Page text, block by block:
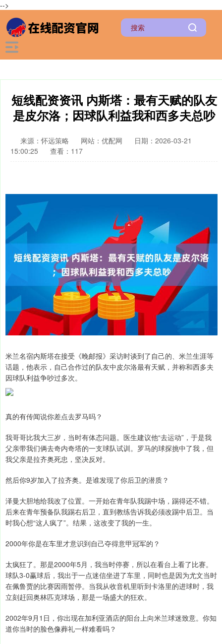
-->
短线配资资讯 内斯塔：最有天赋的队友
是皮尔洛；因球队利益我和西多夫总吵
来源：怀远策略 网站：优配网
日期：2026-03-21
15:00:25
查看：117
米兰名宿内斯塔在接受《晚邮报》采访时谈到了自己的、米兰生涯等
话题，他表示，自己合作过的队友中皮尔洛最有天赋，并称和西多夫
因球队利益争吵过多次。
真的有传闻说你差点去罗马吗？
我哥哥比我大三岁，当时有体态问题。医生建议他“去运动”，于是我
父亲带我们俩去奇内奇塔的一支球队试训。罗马的球探挑中了我，但
我父亲是拉齐奥死忠，坚决反对。
然后你9岁加入了拉齐奥。是谁发现了你后卫的潜质？
泽曼大胆地给我改了位置。一开始在青年队我踢中场，踢得还不错。
后来在青年预备队我踢右后卫，直到教练告诉我必须改踢中后卫。当
时我心想“这人疯了”。结果，这改变了我的一生。
2000年你是在车里才意识到自己夺得意甲冠军的？
太疯狂了。那是2000年5月，我当时停赛，所以在看台上看了比赛。
球队3-0赢球后，我出于一点迷信坐进了车里，同时也是因为尤文当时
在佩鲁贾的比赛因雨暂停。当我从收音机里听到卡洛里的进球时，我
立刻赶回奥林匹克球场，那是一场盛大的狂欢。
2002年9月1日，你出现在加利亚酒店的阳台上向米兰球迷致意。你知
道你当时的脸色像葬礼一样难看吗？